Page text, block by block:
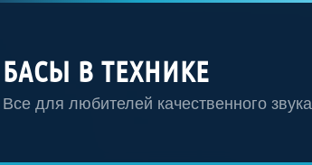
БАСЫ В ТЕХНИКЕ
Все для любителей качественного звука